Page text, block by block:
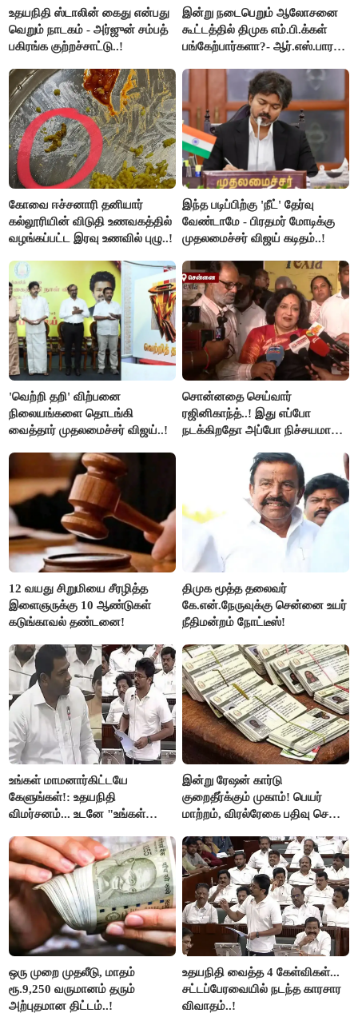
உதயநிதி ஸ்டாலின் கைது என்பது
வெறும் நாடகம் - அர்ஜுன் சம்பத்
பகிரங்க குற்றச்சாட்டு..!
இன்று நடைபெறும் ஆலோசனை
கூட்டத்தில் திமுக எம்.பி.க்கள்
பங்கேற்பார்களா?- ஆர்.எஸ்.பாரதி
கோவை ஈச்சனாரி தனியார்
கல்லூரியின் விடுதி உணவகத்தில்
வழங்கப்பட்ட இரவு உணவில் புழு..!
இந்த படிப்பிற்கு 'நீட்' தேர்வு
வேண்டாமே - பிரதமர் மோடிக்கு
முதலமைச்சர் விஜய் கடிதம்..!
'வெற்றி தறி' விற்பனை
நிலையங்களை தொடங்கி
வைத்தார் முதலமைச்சர் விஜய்..!
சொன்னதை செய்வார்
ரஜினிகாந்த்..! இது எப்போ
நடக்கிறதோ அப்போ நிச்சயமாக
ரஜினிகாந்த்..!
12 வயது சிறுமியை சீரழித்த
இளைஞருக்கு 10 ஆண்டுகள்
கடுங்காவல் தண்டனை!
திமுக மூத்த தலைவர்
கே.என்.நேருவுக்கு சென்னை உயர்
நீதிமன்றம் நோட்டீஸ்!
உங்கள் மாமனார்கிட்டயே
கேளுங்கள்!: உதயநிதி
விமர்சனம்... உடனே "உங்கள்
ஆதவ் அர்ஜுனா பதிலடி!
இன்று ரேஷன் கார்டு
குறைதீர்க்கும் முகாம்! பெயர்
மாற்றம், விரல்ரேகை பதிவு செய்ய
ஒரு முறை முதலீடு, மாதம்
ரூ.9,250 வருமானம் தரும்
அற்புதமான திட்டம்..!
உதயநிதி வைத்த 4 கேள்விகள்...
சட்டப்பேரவையில் நடந்த காரசார
விவாதம்..!